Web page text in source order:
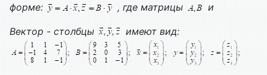
форме:
, где матрицы и
Вектор - столбцы имеют вид: